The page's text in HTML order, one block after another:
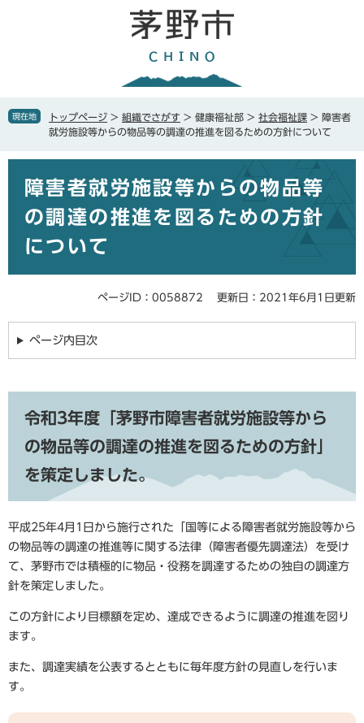
で
ば
本
現在地 トップページ > 組織でさがす > 健康福祉部 > 社会福祉課 > 障害者
就労施設等からの物品等の調達の推進を図るための方針について
障害者就労施設等からの物品等
の調達の推進を図るための方針
について
ページID：0058872 更新日：2021年6月1日更新
ページ内目次
令和3年度「茅野市障害者就労施設等から
の物品等の調達の推進を図るための方針」
を策定しました。
平成25年4月1日から施行された「国等による障害者就労施設等から
の物品等の調達の推進等に関する法律（障害者優先調達法）を受け
て、茅野市では積極的に物品・役務を調達するための独自の調達方
針を策定しました。
この方針により目標額を定め、達成できるように調達の推進を図り
ます。
また、調達実績を公表するとともに毎年度方針の見直しを行いま
す。